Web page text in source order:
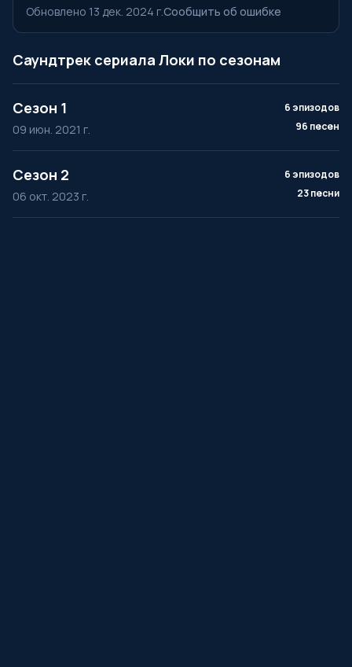
Обновлено 13 дек. 2024 г.Сообщить об ошибке
Саундтрек сериала Локи по сезонам
Сезон 1
09 июн. 2021 г.
6 эпизодов
96 песен
Сезон 2
06 окт. 2023 г.
6 эпизодов
23 песни